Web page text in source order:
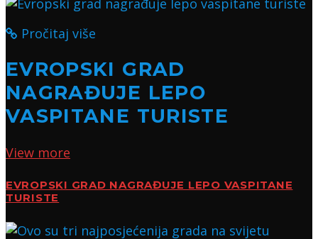
Pročitaj više
EVROPSKI GRAD
NAGRAĐUJE LEPO
VASPITANE TURISTE
View more
EVROPSKI GRAD NAGRAĐUJE LEPO VASPITANE
TURISTE